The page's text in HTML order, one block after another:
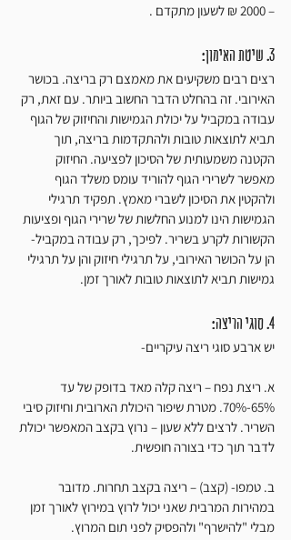
– 2000 ₪ לשעון מתקדם .
3. שיטת האימון:
רצים רבים משקיעים את מאמצם רק בריצה. בכושר
האירובי. זה בהחלט הדבר החשוב ביותר. עם זאת, רק
עבודה במקביל על יכולת הגמישות והחיזוק של הגוף
תביא לתוצאות טובות ולהתקדמות בריצה, תוך
הקטנה משמעותית של הסיכון לפציעה. החיזוק
מאפשר לשרירי הגוף להוריד עומס משלד הגוף
ולהקטין את הסיכון לשברי מאמץ. תפקיד תרגילי
הגמישות הינו למנוע החלשות של שרירי הגוף ופציעות
הקשורות לקרע בשריר. לפיכך, רק עבודה במקביל-
הן על הכושר האירובי, על תרגילי חיזוק והן על תרגילי
גמישות תביא לתוצאות טובות לאורך זמן.
4. סוגי הריצה:
יש ארבע סוגי ריצה עיקריים-
א. ריצת נפח – ריצה קלה מאד בדופק של עד
65%-70%. מטרת שיפור היכולת הארובית וחיזוק סיבי
השריר. לרצים ללא שעון – נרוץ בקצב המאפשר יכולת
לדבר תוך כדי בצורה חופשית.
ב. טמפו- (קצב) – ריצה בקצב תחרות. מדובר
במהירות המרבית שאני יכול לרוץ במירוץ לאורך זמן
מבלי "להישרף" ולהפסיק לפני תום המרוץ.